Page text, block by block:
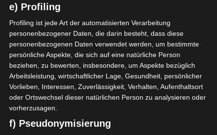
sich.Der tunesische Fußballverband (FTF) hatte am
Freitag, den 5 Februar 2021 die Termine für alle
Nachholspiele der Hinspielrunde der Ligue 1-
Meisterschaft bekanntgegeben. Es handelt sich um
vier Spiele, einer vom 4. und drei vom 6. Spieltag. Die
Rückrunde beginnt am Wochenende 27./28. Februar
2021.
Für die Nutzung von Google Adsense (Google Ireland Limited,
e) Profiling
Profiling ist jede Art der automatisierten Verarbeitung
personenbezogener Daten, die darin besteht, dass diese
personenbezogenen Daten verwendet werden, um bestimmte
persönliche Aspekte, die sich auf eine natürliche Person
beziehen, zu bewerten, insbesondere, um Aspekte bezüglich
Arbeitsleistung, wirtschaftlicher Lage, Gesundheit, persönlicher
Vorlieben, Interessen, Zuverlässigkeit, Verhalten, Aufenthaltsort
oder Ortswechsel dieser natürlichen Person zu analysieren oder
vorherzusagen.
f) Pseudonymisierung